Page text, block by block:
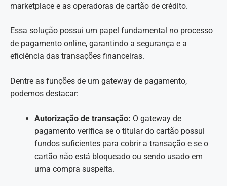
marketplace e as operadoras de cartão de crédito.
Essa solução possui um papel fundamental no processo
de pagamento online, garantindo a segurança e a
eficiência das transações financeiras.
Dentre as funções de um gateway de pagamento,
podemos destacar:
Autorização de transação: O gateway de
pagamento verifica se o titular do cartão possui
fundos suficientes para cobrir a transação e se o
cartão não está bloqueado ou sendo usado em
uma compra suspeita.